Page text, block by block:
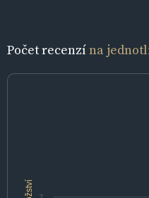
Počet recenzína